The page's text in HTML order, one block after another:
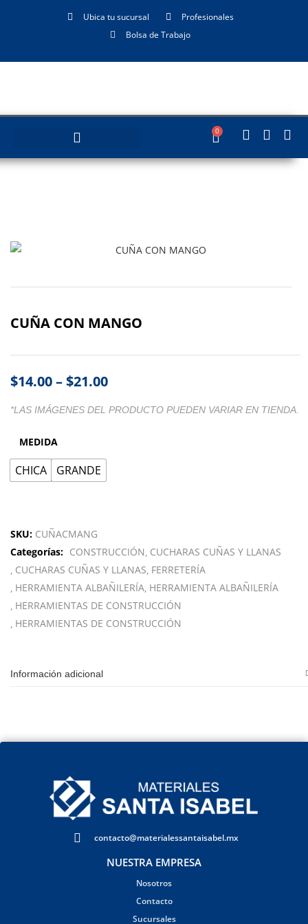
Ubica tu sucursal
Profesionales
Bolsa de Trabajo
0
CUÑA CON MANGO
$14.00–$21.00
*LAS IMÁGENES DEL PRODUCTO PUEDEN VARIAR EN TIENDA.
MEDIDA
CHICA GRANDE
SKU: CUÑACMANG
Categorías: CONSTRUCCIÓN CUCHARAS CUÑAS Y LLANAS
CUCHARAS CUÑAS Y LLANAS FERRETERÍA
HERRAMIENTA ALBAÑILERÍA HERRAMIENTA ALBAÑILERÍA
HERRAMIENTAS DE CONSTRUCCIÓN
HERRAMIENTAS DE CONSTRUCCIÓN
Información adicional
contacto@materialessantaisabel.mx
NUESTRA EMPRESA
Nosotros
Contacto
Sucursales